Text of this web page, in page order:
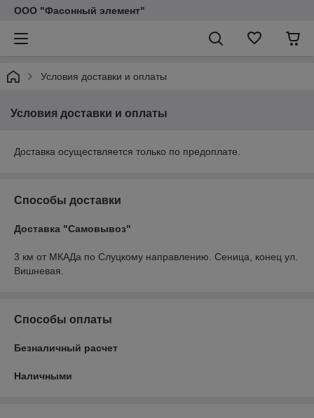
ООО "Фасонный элемент"
Условия доставки и оплаты
Условия доставки и оплаты
Доставка осуществляется только по предоплате.
Способы доставки
Доставка "Самовывоз"
3 км от МКАДа по Слуцкому направлению. Сеница, конец ул.
Вишневая.
Способы оплаты
Безналичный расчет
Наличными